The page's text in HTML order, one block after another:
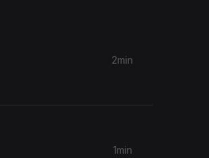
2min
1min